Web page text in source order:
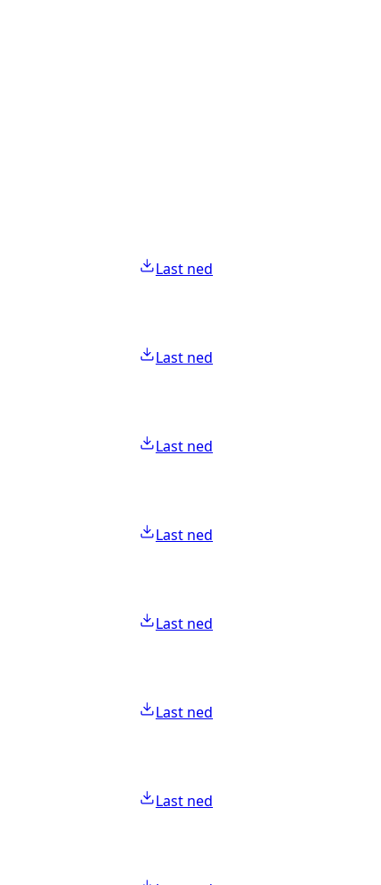
Last ned
Last ned
Last ned
Last ned
Last ned
Last ned
Last ned